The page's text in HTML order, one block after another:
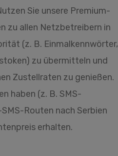
Sie unsere Premium-
zu allen Netzbetreibern in
(z. B. Einmalkennwörter,
zu übermitteln und
Zustellraten zu genießen.
haben (z. B. SMS-
Routen nach Serbien
erhalten.